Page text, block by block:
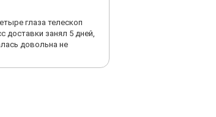
глаза телескоп
доставки занял 5 дней,
довольна не